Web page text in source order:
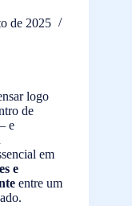
de 2025
logo
de
e
em
e
entre um